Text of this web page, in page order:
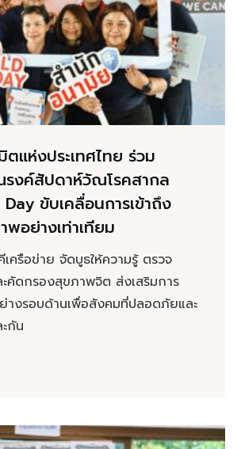
แห่งประเทศไทย ร่วม
งค์สัปดาห์วัณโรคสากล
ขับเคลื่อนการเข้าถึง
พอย่างเท่าเทียม
ครือข่าย จัดบูธให้ความรู้ ตรวจ
คัดกรองสุขภาพจิต ส่งเสริมการ
งรอบด้านเพื่อสังคมที่ปลอดภัยและ
กัน